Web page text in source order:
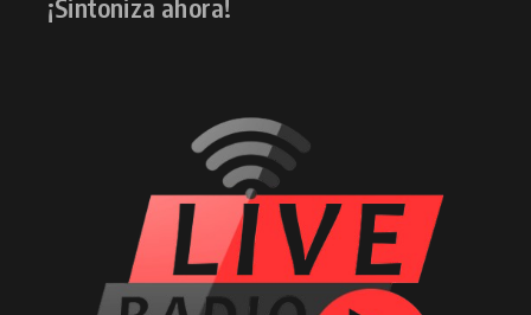
¡Sintoniza ahora!